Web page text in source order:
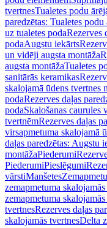
tvertnesTualetes podu
paredzētas: Tualetes
uz tualetes podaRezerves
podaAugstu iekārts
un vidēji augsta montāža
augsta montāžaTualetes
sanitārās keramikas
skalojamā ūdens tvertnes
podaRezerves daļas
podaSkalošanas caurules
tvertnēmRezerves daļas
virsapmetuma skalojamā
daļas paredzētas: Augstu
montāžaPiederumi
PiederumiPieslēgumi
vārstiManšetes
zemapmetuma
zemapmetuma
tvertnesRezerves daļas
skalojamās tvertnesDelta